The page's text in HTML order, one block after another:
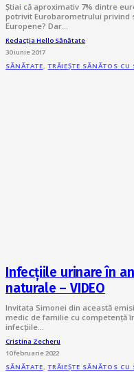
Știai că aproximativ 7% dintre
potrivit Eurobarometrului privind
Europene? Dar…
Redacția Hello Sănătate
30 iunie 2017
SĂNĂTATE, TRĂIEȘTE SĂNĂTOS
Infecțiile urinare în
naturale – VIDEO
Invitata Simonei din această
medic de familie cu competență
infecțiile…
Cristina Zecheru
10 februarie 2022
SĂNĂTATE, TRĂIEȘTE SĂNĂTOS